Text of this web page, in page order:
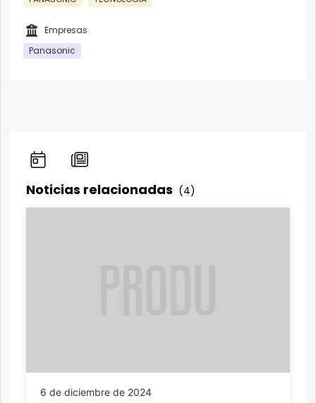
Empresas
Panasonic
Noticias relacionadas (4)
6 de diciembre de 2024